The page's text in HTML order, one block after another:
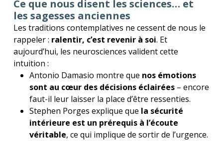
Ce que nous disent les sciences… et
les sagesses anciennes
Les traditions contemplatives ne cessent de nous le
rappeler : ralentir, c’est revenir à soi. Et
aujourd’hui, les neurosciences valident cette
intuition :
Antonio Damasio montre que nos émotions
sont au cœur des décisions éclairées – encore
faut-il leur laisser la place d’être ressenties.
Stephen Porges explique que la sécurité
intérieure est un prérequis à l’écoute
véritable, ce qui implique de sortir de l’urgence.